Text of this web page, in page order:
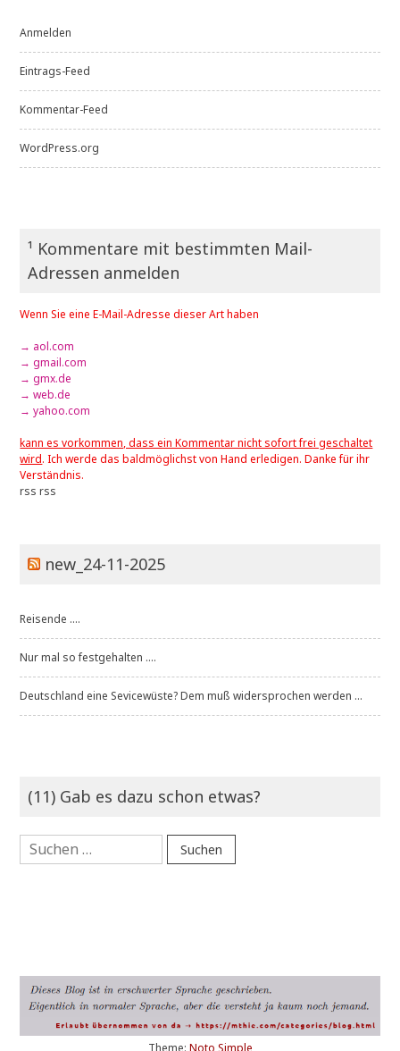
Anmelden
Eintrags-Feed
Kommentar-Feed
WordPress.org
¹ Kommentare mit bestimmten Mail-
Adressen anmelden
Wenn Sie eine E-Mail-Adresse dieser Art haben
→ aol.com
→ gmail.com
→ gmx.de
→ web.de
→ yahoo.com
kann es vorkommen, dass ein Kommentar nicht sofort frei geschaltet
wird. Ich werde das baldmöglichst von Hand erledigen. Danke für ihr
Verständnis.
rss rss
new_24-11-2025
Reisende ....
Nur mal so festgehalten ....
Deutschland eine Sevicewüste? Dem muß widersprochen werden ...
(11) Gab es dazu schon etwas?
Suchen
nach: